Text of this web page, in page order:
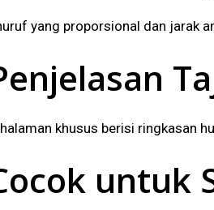
yang proporsional dan jarak
khusus berisi ringkasan
untuk